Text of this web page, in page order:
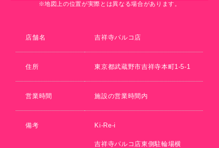
※地図上の位置が実際とは異なる場合があります。
店舗名 吉祥寺パルコ店
住所 東京都武蔵野市吉祥寺本町1-5-1
営業時間 施設の営業時間内
備考 Ki-Re-i
吉祥寺パルコ店東側駐輪場横